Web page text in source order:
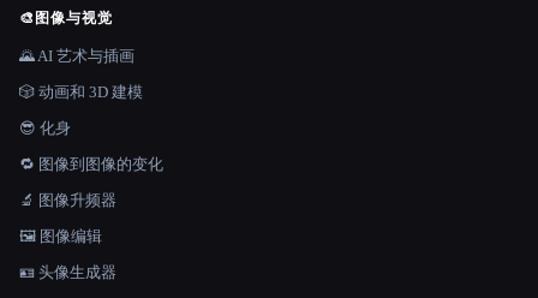
🎨 图像与视觉
🌄 AI 艺术与插画
🎲 动画和 3D 建模
😎 化身
🔁 图像到图像的变化
🔬 图像升频器
🖼️ 图像编辑
🪪 头像生成器